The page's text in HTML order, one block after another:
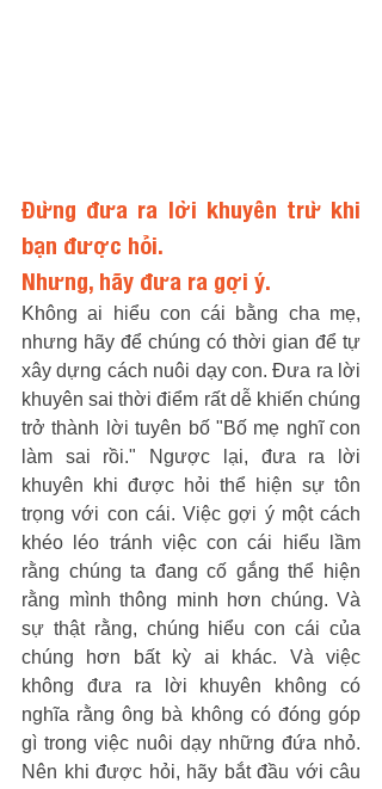
Đừng đưa ra lời khuyên trừ khi
bạn được hỏi.
Nhưng, hãy đưa ra gợi ý.
Không ai hiểu con cái bằng cha mẹ,
nhưng hãy để chúng có thời gian để tự
xây dựng cách nuôi dạy con. Đưa ra lời
khuyên sai thời điểm rất dễ khiến chúng
trở thành lời tuyên bố "Bố mẹ nghĩ con
làm sai rồi." Ngược lại, đưa ra lời
khuyên khi được hỏi thể hiện sự tôn
trọng với con cái. Việc gợi ý một cách
khéo léo tránh việc con cái hiểu lầm
rằng chúng ta đang cố gắng thể hiện
rằng mình thông minh hơn chúng. Và
sự thật rằng, chúng hiểu con cái của
chúng hơn bất kỳ ai khác. Và việc
không đưa ra lời khuyên không có
nghĩa rằng ông bà không có đóng góp
gì trong việc nuôi dạy những đứa nhỏ.
Nên khi được hỏi, hãy bắt đầu với câu